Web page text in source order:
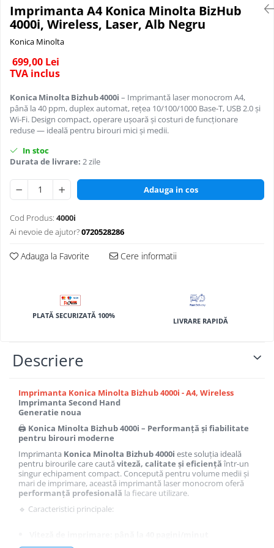
BizHub 227, 287
BizHub 227, 287, 367
Toner Original TN014, TN-014
Minolta C1085, BizHub C1100
Bizhub Press C1060, C1070
BizHub C3350, C3850
BizHub C3351, C3851
BizHub C3320i, C3321i
BizHub C3350i, C4050i
BizHub C3351i, C4051i
BizHub 308, BizHub 368
BizHub 454e, 554e
Bizhub 200, 250, 350
BizHub C35, C35p
BizHub C3350, C3850
BizHub C3351, C3851
BizHub C3320i, C3321i
BizHub C3350i, C4050i
BizHub C3351i, C4051i
BizHub C3110
BizHub 3300p, 3301p
BizHub 4000p
BizHub 3320
BizHub 4020
BizHub 4052, 4752
Categorie
Developer
Unitati imagine / Cilindrii / lamele
Elemente cuptor / Fuser
Cartuse toner / cartuse laser
Transfer belt
Roti dintate / Angrenaje / Pinioane
Toner refill
C280
C360
C224/C284/C364/C454/C554
C25
C35 / C35p
Developer
C220 / C280 / C360
C224 / C284 / C364 / C454 / C554 /
Imprimanta A4 Konica Minolta BizHub
4000i, Wireless, Laser, Alb Negru
Konica Minolta
699,00 Lei
TVA inclus
Konica Minolta Bizhub 4000i – Imprimantă laser monocrom A4,
până la 40 ppm, duplex automat, reţea 10/100/1000 Base-T, USB 2.0 şi
Wi-Fi. Design compact, operare uşoară şi costuri de funcţionare
reduse — ideală pentru birouri mici şi medii.
In stoc
Durata de livrare: 2 zile
Adauga in cos
Cod Produs: 4000i
Ai nevoie de ajutor?0720528286
Adauga la Favorite Cere informatii
PLATĂ SECURIZATĂ 100%
LIVRARE RAPIDĂ
Descriere
Imprimanta Konica Minolta Bizhub 4000i - A4, Wireless
Imprimanta Second Hand
Generatie noua
🖨️ Konica Minolta Bizhub 4000i – Performanță și fiabilitate
pentru birouri moderne
Imprimanta Konica Minolta Bizhub 4000i este soluția ideală
pentru birourile care caută viteză, calitate și eficiențăîntr-un
singur echipament compact. Concepută pentru volume medii și
mari de imprimare, această imprimantă laser monocrom oferă
performanță profesională la fiecare utilizare.
🔹 Caracteristici principale: